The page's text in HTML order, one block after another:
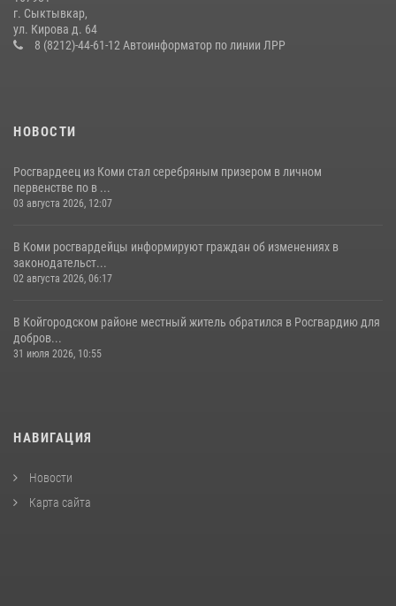
Житель Сыктывкара привлечен к административной
ответственности за утерю оружия
г. Сыктывкар,
ул. Кирова д. 64
8 (8212)-44-61-12 Автоинформатор по линии ЛРР
НОВОСТИ
Росгвардеец из Коми стал серебряным призером в личном
первенстве по в ...
03 августа 2026, 12:07
В Коми росгвардейцы информируют граждан об изменениях в
законодательст...
02 августа 2026, 06:17
В Койгородском районе местный житель обратился в Росгвардию для
добров...
31 июля 2026, 10:55
НАВИГАЦИЯ
Новости
Карта сайта